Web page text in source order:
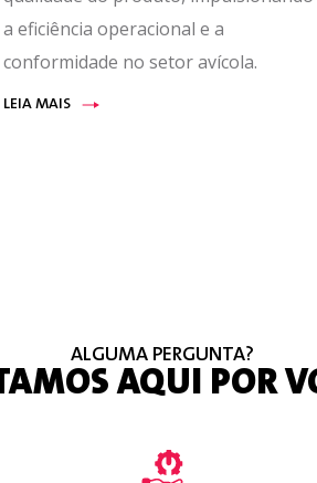
a eficiência operacional e a
conformidade no setor avícola.
LEIA MAIS
ALGUMA PERGUNTA?
AQUI POR